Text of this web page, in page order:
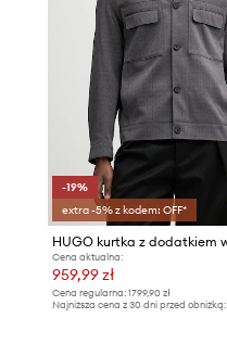
-19%
extra -5% z kodem: OFF*
Cena aktualna:
959,99 zł
Cena regularna: 1799,90 zł
Najniższa cena z 30 dni przed obniżką: